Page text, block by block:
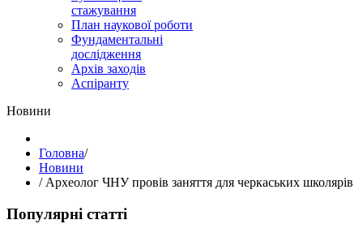
стажування
План наукової роботи
Фундаментальні
дослідження
Архів заходів
Аспіранту
Hовини
Головна/
Hовини
/Археолог ЧНУ провів заняття для черкаських школярів
Популярні статті